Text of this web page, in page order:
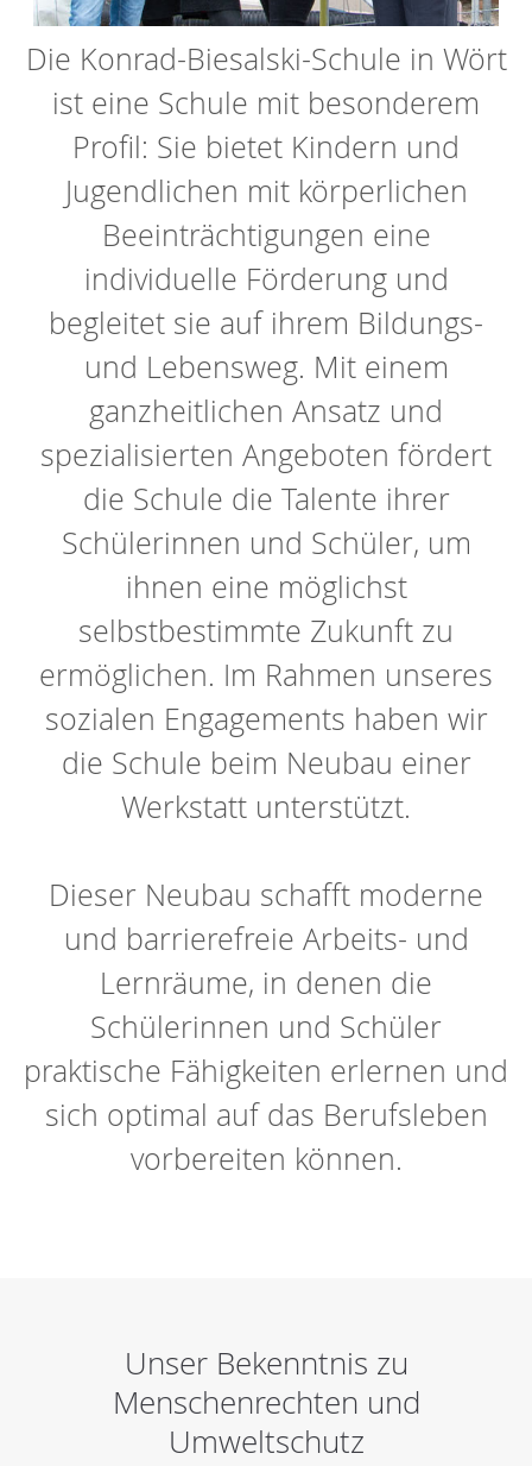
Die Konrad-Biesalski-Schule in Wört
ist eine Schule mit besonderem
Profil: Sie bietet Kindern und
Jugendlichen mit körperlichen
Beeinträchtigungen eine
individuelle Förderung und
begleitet sie auf ihrem Bildungs-
und Lebensweg. Mit einem
ganzheitlichen Ansatz und
spezialisierten Angeboten fördert
die Schule die Talente ihrer
Schülerinnen und Schüler, um
ihnen eine möglichst
selbstbestimmte Zukunft zu
ermöglichen. Im Rahmen unseres
sozialen Engagements haben wir
die Schule beim Neubau einer
Werkstatt unterstützt.
Dieser Neubau schafft moderne
und barrierefreie Arbeits- und
Lernräume, in denen die
Schülerinnen und Schüler
praktische Fähigkeiten erlernen und
sich optimal auf das Berufsleben
vorbereiten können.
Unser Bekenntnis zu
Menschenrechten und
Umweltschutz